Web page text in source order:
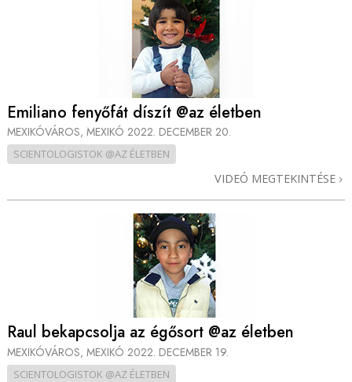
Emiliano fenyőfát díszít @az életben
MEXIKÓVÁROS, MEXIKÓ 2022. DECEMBER 20.
SCIENTOLOGISTOK @AZ ÉLETBEN
VIDEÓ MEGTEKINTÉSE
Raul bekapcsolja az égősort @az életben
MEXIKÓVÁROS, MEXIKÓ 2022. DECEMBER 19.
SCIENTOLOGISTOK @AZ ÉLETBEN